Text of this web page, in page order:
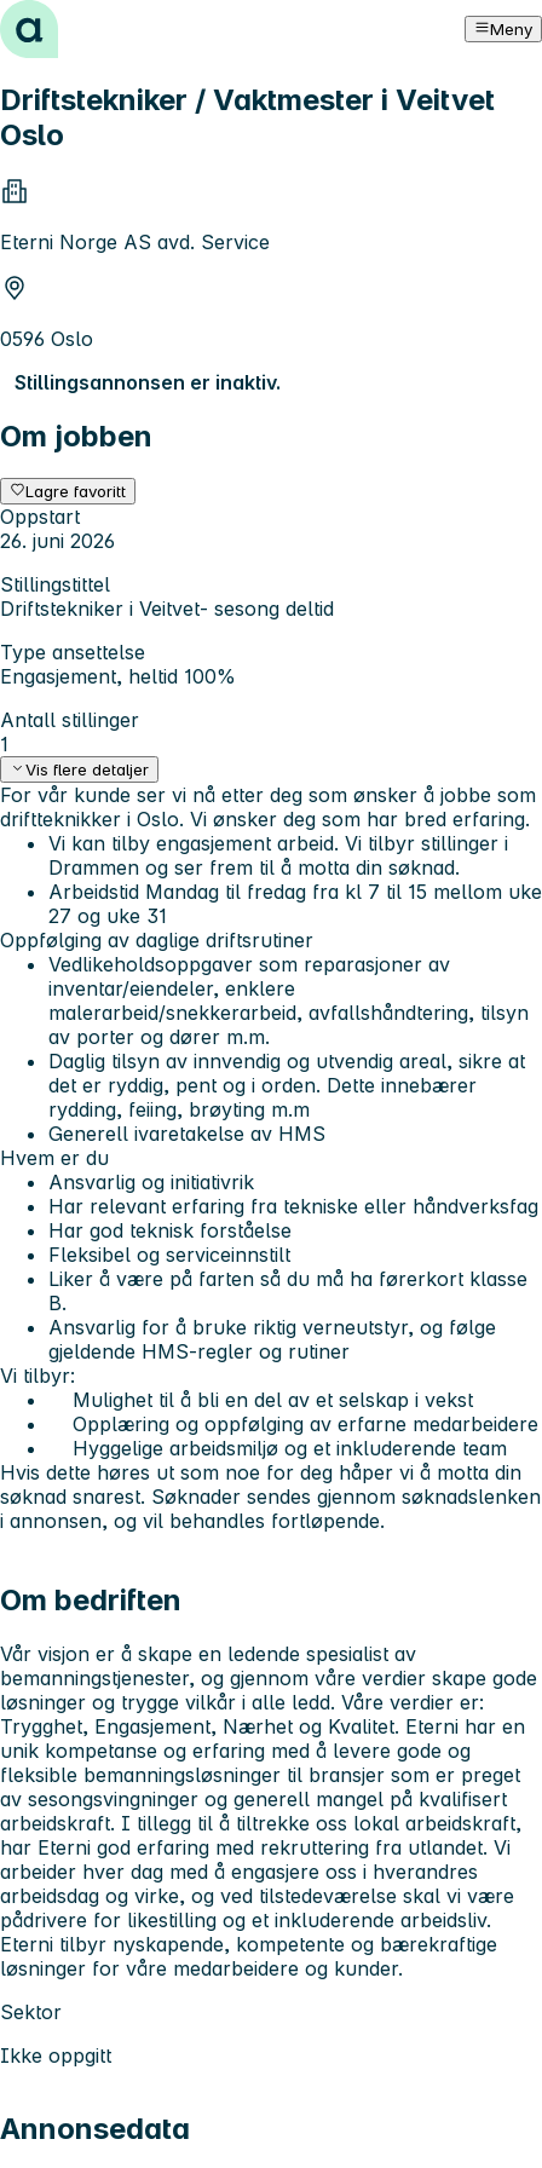
Hopp til innhold Meny
Driftstekniker / Vaktmester i Veitvet
Oslo
Eterni Norge AS avd. Service
0596 Oslo
Stillingsannonsen er inaktiv.
Om jobben
Lagre favoritt
Oppstart
26. juni 2026
Stillingstittel
Driftstekniker i Veitvet- sesong deltid
Type ansettelse
Engasjement, heltid 100%
Antall stillinger
1
Vis flere detaljer
For vår kunde ser vi nå etter deg som ønsker å jobbe som
driftteknikker i Oslo. Vi ønsker deg som har bred erfaring.
Vi kan tilby engasjement arbeid. Vi tilbyr stillinger i
Drammen og ser frem til å motta din søknad.
Arbeidstid Mandag til fredag fra kl 7 til 15 mellom uke
27 og uke 31
Oppfølging av daglige driftsrutiner
Vedlikeholdsoppgaver som reparasjoner av
inventar/eiendeler, enklere
malerarbeid/snekkerarbeid, avfallshåndtering, tilsyn
av porter og dører m.m.
Daglig tilsyn av innvendig og utvendig areal, sikre at
det er ryddig, pent og i orden. Dette innebærer
rydding, feiing, brøyting m.m
Generell ivaretakelse av HMS
Hvem er du
Ansvarlig og initiativrik
Har relevant erfaring fra tekniske eller håndverksfag
Har god teknisk forståelse
Fleksibel og serviceinnstilt
Liker å være på farten så du må ha førerkort klasse
B.
Ansvarlig for å bruke riktig verneutstyr, og følge
gjeldende HMS-regler og rutiner
Vi tilbyr:
Mulighet til å bli en del av et selskap i vekst
Opplæring og oppfølging av erfarne medarbeidere
Hyggelige arbeidsmiljø og et inkluderende team
Hvis dette høres ut som noe for deg håper vi å motta din
søknad snarest. Søknader sendes gjennom søknadslenken
i annonsen, og vil behandles fortløpende.
Om bedriften
Vår visjon er å skape en ledende spesialist av
bemanningstjenester, og gjennom våre verdier skape gode
løsninger og trygge vilkår i alle ledd. Våre verdier er:
Trygghet, Engasjement, Nærhet og Kvalitet. Eterni har en
unik kompetanse og erfaring med å levere gode og
fleksible bemanningsløsninger til bransjer som er preget
av sesongsvingninger og generell mangel på kvalifisert
arbeidskraft. I tillegg til å tiltrekke oss lokal arbeidskraft,
har Eterni god erfaring med rekruttering fra utlandet. Vi
arbeider hver dag med å engasjere oss i hverandres
arbeidsdag og virke, og ved tilstedeværelse skal vi være
pådrivere for likestilling og et inkluderende arbeidsliv.
Eterni tilbyr nyskapende, kompetente og bærekraftige
løsninger for våre medarbeidere og kunder.
Sektor
Ikke oppgitt
Annonsedata